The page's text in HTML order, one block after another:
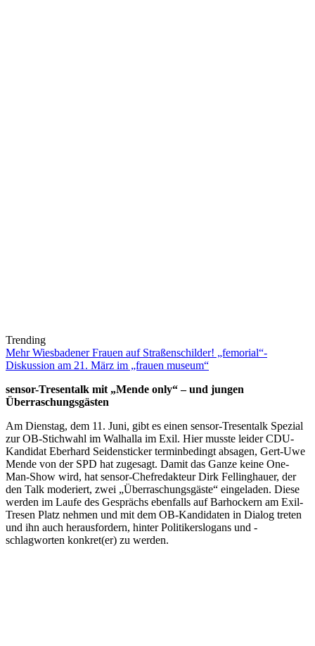
Trending
Mehr Wiesbadener Frauen auf Straßenschilder! „femorial“-
Diskussion am 21. März im „frauen museum“
sensor-Tresentalk mit „Mende only“ – und jungen
Überraschungsgästen
Am Dienstag, dem 11. Juni, gibt es einen sensor-Tresentalk Spezial
zur OB-Stichwahl im Walhalla im Exil. Hier musste leider CDU-
Kandidat Eberhard Seidensticker terminbedingt absagen, Gert-Uwe
Mende von der SPD hat zugesagt. Damit das Ganze keine One-
Man-Show wird, hat sensor-Chefredakteur Dirk Fellinghauer, der
den Talk moderiert, zwei „Überraschungsgäste“ eingeladen. Diese
werden im Laufe des Gesprächs ebenfalls auf Barhockern am Exil-
Tresen Platz nehmen und mit dem OB-Kandidaten in Dialog treten
und ihn auch herausfordern, hinter Politikerslogans und -
schlagworten konkret(er) zu werden.